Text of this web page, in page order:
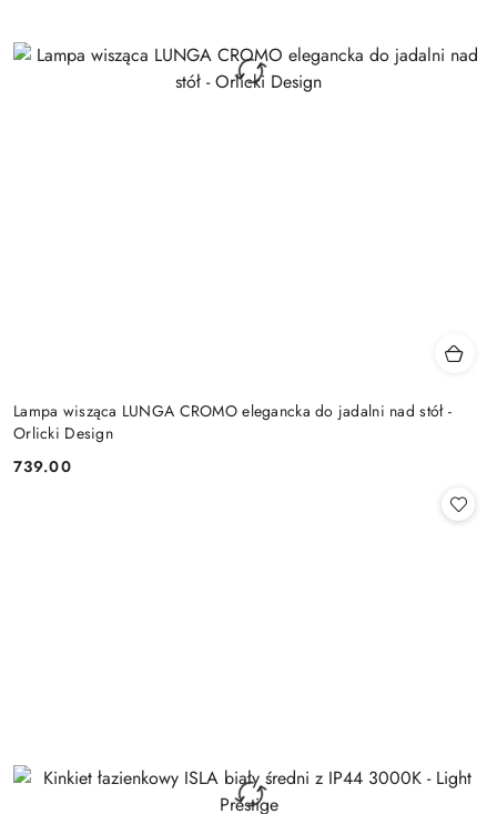
Lampa wisząca LUNGA CROMO elegancka do jadalni nad stół -
Orlicki Design
Cena:
739.00